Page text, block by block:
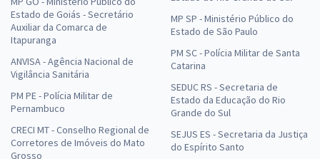
Estado de Goiás - Secretário
Auxiliar da Comarca de
Itapuranga
ANVISA - Agência Nacional de
Vigilância Sanitária
PM PE - Polícia Militar de
Pernambuco
CRECI MT - Conselho Regional de
Corretores de Imóveis do Mato
Grosso
MP SP - Ministério Público do
Estado de São Paulo
PM SC - Polícia Militar de Santa
Catarina
SEDUC RS - Secretaria de
Estado da Educação do Rio
Grande do Sul
SEJUS ES - Secretaria da Justiça
do Espírito Santo